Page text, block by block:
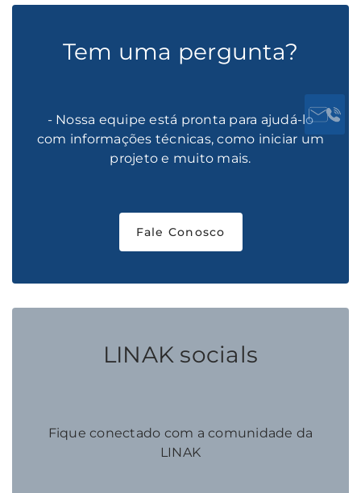
Tem uma pergunta?
- Nossa equipe está pronta para ajudá-lo
com informações técnicas, como iniciar um
projeto e muito mais.
Fale Conosco
LINAK socials
Fique conectado com a comunidade da
LINAK